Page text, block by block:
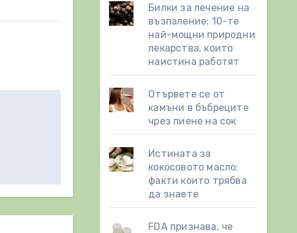
Билки за лечение на
възпаление: 10-те
най-мощни природни
лекарства, които
наистина работят
Отървете се от
камъни в бъбреците
чрез пиене на сок
Истината за
кокосовото масло:
факти които трябва
да знаете
FDA признава, че